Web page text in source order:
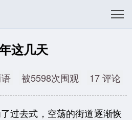
这几天
被5598次围观 17 评论
去式，空荡的街道逐渐恢